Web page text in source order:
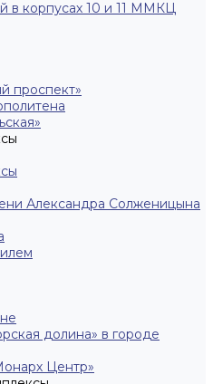
в корпусах 10 и 11 ММКЦ
проспект»
Александра Солженицына
долина» в городе
Центр»